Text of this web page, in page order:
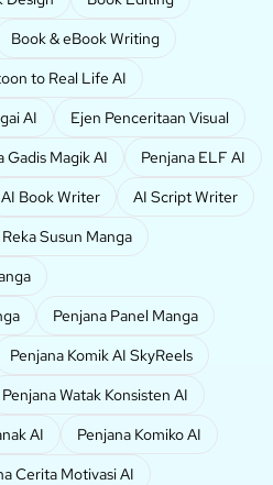
Book & eBook Writing
to Real Life AI
AI
Ejen Penceritaan Visual
Gadis Magik AI
Penjana ELF AI
AI Book Writer
AI Script Writer
Susun Manga
Penjana Panel Manga
Penjana Komik AI SkyReels
Penjana Watak Konsisten AI
AI
Penjana Komiko AI
Cerita Motivasi AI